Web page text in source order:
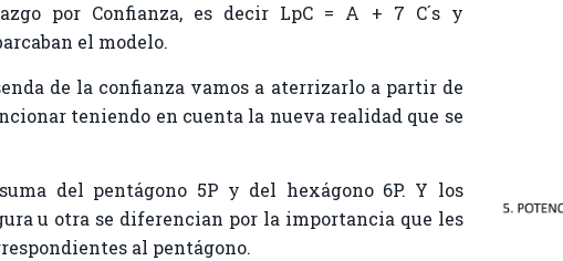
por Confianza, es decir LpC = A + 7 C´s y
el modelo.
de la confianza vamos a aterrizarlo a partir de
teniendo en cuenta la nueva realidad que se
del pentágono 5P y del hexágono 6P. Y los
u otra se diferencian por la importancia que les
al pentágono.